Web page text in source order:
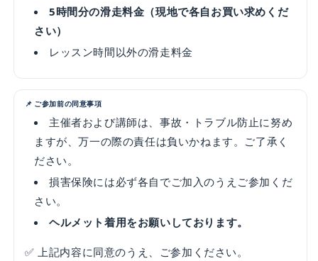
5時間分の滑走料金（現地で各自お買い求めくだ
さい）
レッスン時間以外の滑走料金
📌 ご参加前の同意事項
主催者および講師は、事故・トラブル防止に努め
ますが、万一の際の責任は負いかねます。ご了承く
ださい。
損害保険には必ず各自でご加入のうえご参加くだ
さい。
ヘルメット着用をお願いしております。
✅ 上記内容に同意のうえ、ご参加ください。